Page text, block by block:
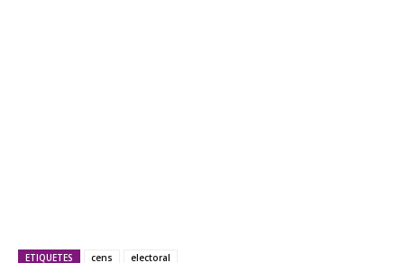
ETIQUETES cens electoral